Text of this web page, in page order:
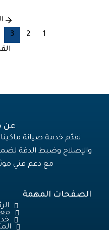
1
2
3
عن
نقدّم خدمة صيانة
والإصلاح وضبط الدقة
مع دعم فني
الصفحات المهمة